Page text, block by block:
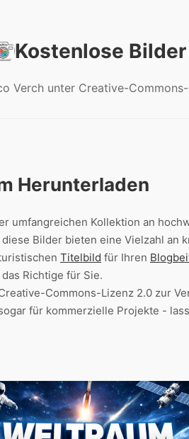
Kostenlose Bilder
Verch unter Creative-
Herunterladen
umfangreichen Kollektion an
Bilder bieten eine Vielzahl an
Titelbild für Ihren
Richtige für Sie.
Commons-Lizenz 2.0 zur
für kommerzielle Projekte -